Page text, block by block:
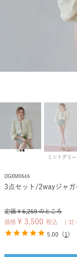
ミントグリー
DGXM0646
3点セット/2wayジャ
定価 ¥ 6,259 のところ
価格 ¥ 3,500 税込 32
5.00 ( 1 )